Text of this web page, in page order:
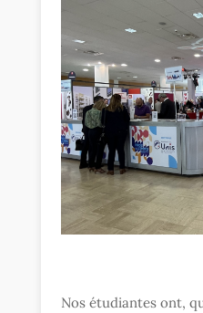
Nos étudiantes ont,